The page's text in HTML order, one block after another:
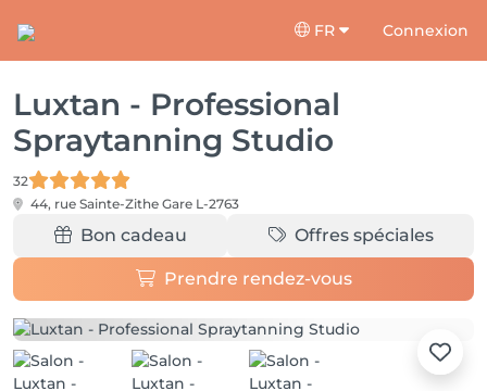
FR Connexion
Luxtan - Professional
Spraytanning Studio
32
44, rue Sainte-Zithe Gare L-2763
Bon cadeau Offres spéciales
Prendre rendez-vous